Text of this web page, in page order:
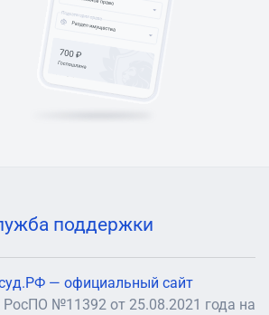
поддержки
— официальный сайт
РосПО №11392 от 25.08.2021 года на